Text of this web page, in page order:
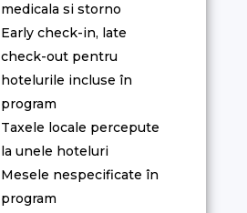
medicala si storno
Early check-in, late
check-out pentru
hotelurile incluse în
program
Taxele locale percepute
la unele hoteluri
Mesele nespecificate în
program